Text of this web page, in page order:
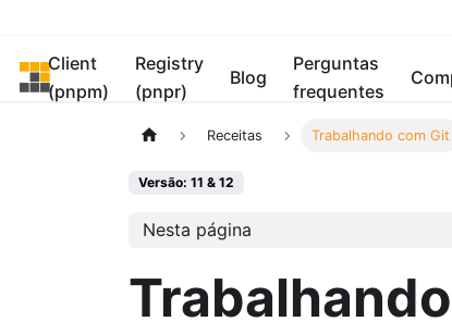
pnpm
Client
(pnpm)
Registry
(pnpr)
Blog
Perguntas
frequentes
Receitas Trabalhando com Git
Versão: 11 & 12
Nesta página